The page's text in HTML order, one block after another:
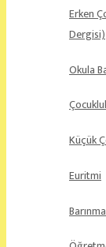
Erken
Dergisi)
Okula
Küçük
Euritmi